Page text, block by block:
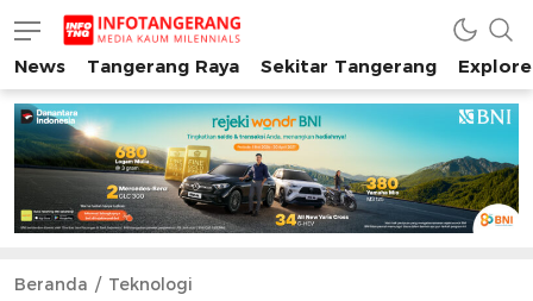
INFO TANGERANG
Media Kaum Millenials Tangerang Raya
News Tangerang Raya Sekitar Tangerang
Beranda Teknologi